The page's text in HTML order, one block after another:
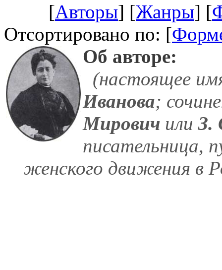
[Авторы] [Жанры] [
Отсортировано по: [
Об авторе:
(настоящее
Иванова;
Мирович илиЗ.
писательница,
женского движения в